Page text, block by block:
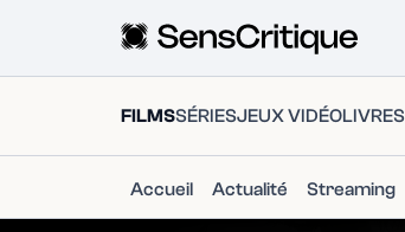
FILMSSÉRIESJEUX VIDÉOLIVRES
Accueil Actualité Streaming